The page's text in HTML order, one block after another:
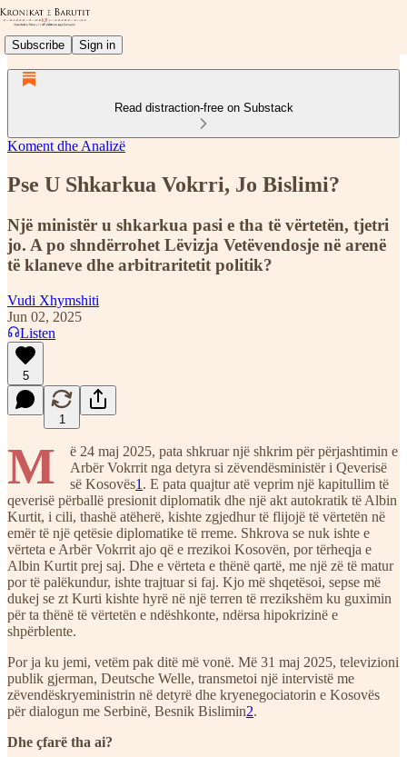
Subscribe Sign in
Read distraction-free on Substack
Koment dhe Analizë
Pse U Shkarkua Vokrri, Jo Bislimi?
Një ministër u shkarkua pasi e tha të vërtetën, tjetri
jo. A po shndërrohet Lëvizja Vetëvendosje në arenë
të klaneve dhe arbitraritetit politik?
Vudi Xhymshiti
Jun 02, 2025
Listen
5
1
M
ë 24 maj 2025, pata shkruar një shkrim për përjashtimin e
Arbër Vokrrit nga detyra si zëvendësministër i Qeverisë
së Kosovës1 . E pata quajtur atë veprim një kapitullim të
qeverisë përballë presionit diplomatik dhe një akt autokratik të Albin
Kurtit, i cili, thashë atëherë, kishte zgjedhur të flijojë të vërtetën në
emër të një qetësie diplomatike të rreme. Shkrova se nuk ishte e
vërteta e Arbër Vokrrit ajo që e rrezikoi Kosovën, por tërheqja e
Albin Kurtit prej saj. Dhe e vërteta e thënë qartë, me një zë të matur
por të palëkundur, ishte trajtuar si faj. Kjo më shqetësoi, sepse më
dukej se zt Kurti kishte hyrë në një terren të rrezikshëm ku guximin
për ta thënë të vërtetën e ndëshkonte, ndërsa hipokrizinë e
shpërblente.
Por ja ku jemi, vetëm pak ditë më vonë. Më 31 maj 2025, televizioni
publik gjerman, Deutsche Welle, transmetoi një intervistë me
zëvendëskryeministrin në detyrë dhe kryenegociatorin e Kosovës
për dialogun me Serbinë, Besnik Bislimin2.
Dhe çfarë tha ai?